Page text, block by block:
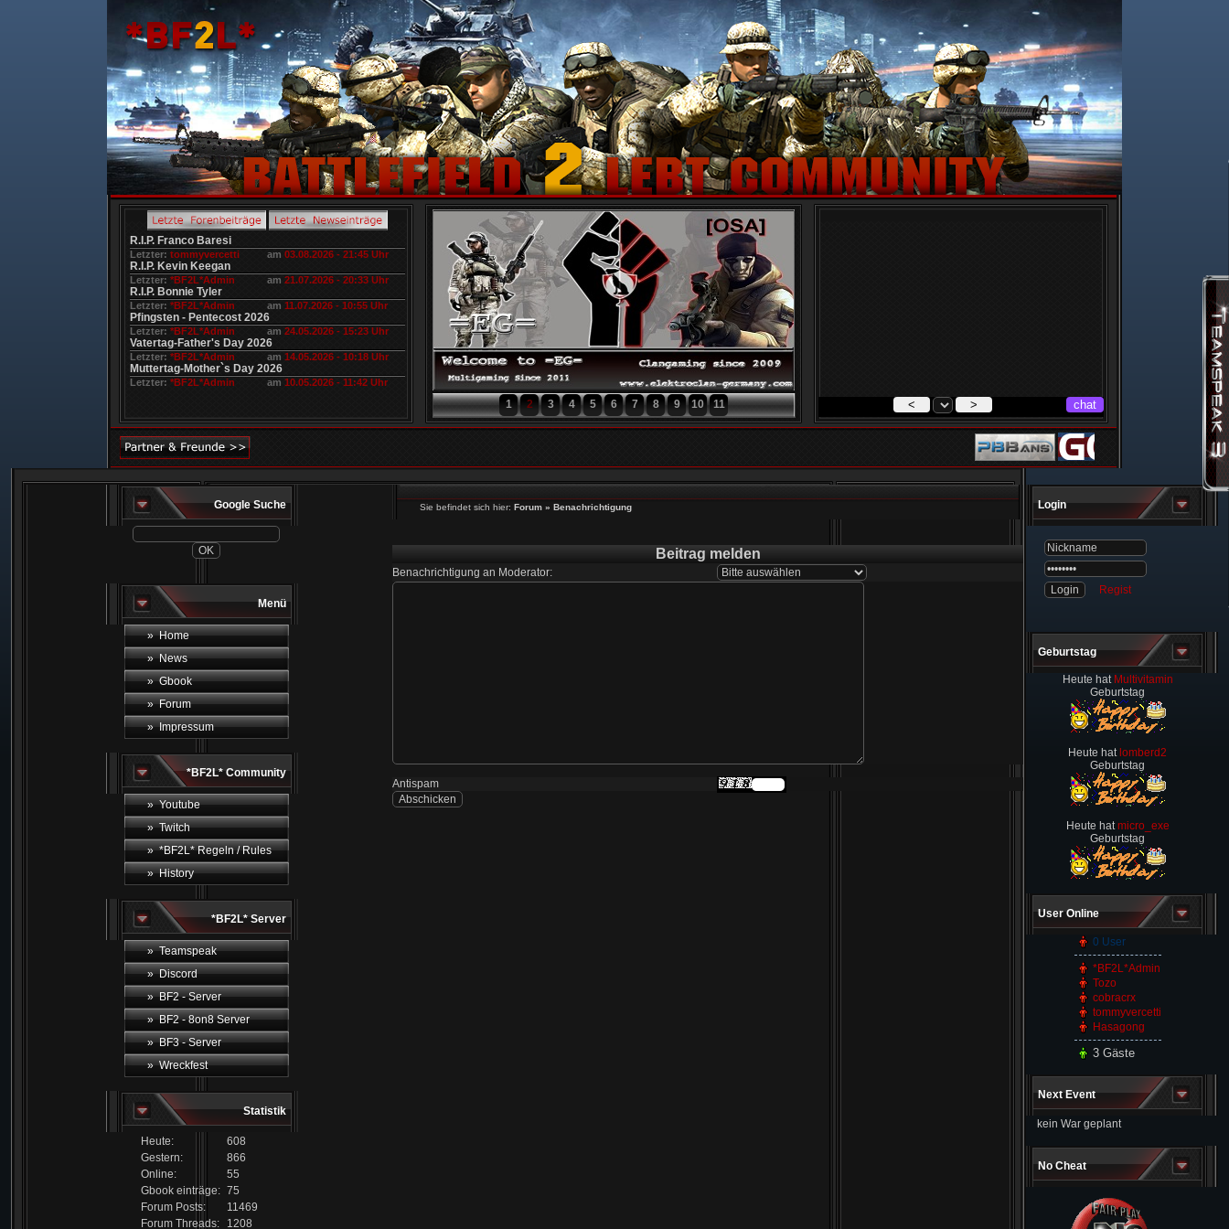
R.I.P. Franco Baresi
Letzter: tommyvercetti am 03.08.2026 - 21:45 Uhr
R.I.P. Kevin Keegan
Letzter: *BF2L*Admin am 21.07.2026 - 20:33 Uhr
R.I.P. Bonnie Tyler
Letzter: *BF2L*Admin am 11.07.2026 - 10:55 Uhr
Pfingsten - Pentecost 2026
Letzter: *BF2L*Admin am 24.05.2026 - 15:23 Uhr
Vatertag-Father's Day 2026
Letzter: *BF2L*Admin am 14.05.2026 - 10:18 Uhr
Muttertag-Mother`s Day 2026
Letzter: *BF2L*Admin am 10.05.2026 - 11:42 Uhr
1 2 3 4 5 6 7 8 9 10 11 < > chat
Google Suche
Menü
» Home
» News
» Gbook
» Forum
» Impressum
*BF2L* Community
» Youtube
» Twitch
» *BF2L* Regeln / Rules
» History
*BF2L* Server
» Teamspeak
» Discord
» BF2 - Server
» BF2 - 8on8 Server
» BF3 - Server
» Wreckfest
Statistik
Heute:
608
Gestern:
866
Online:
55
Gbook einträge: 75
Forum Posts:
11469
Forum Threads:
1208
Sie befindet sich hier: Forum » Benachrichtigung
Beitrag melden
Benachrichtigung an Moderator:
Antispam
Login
Regist
Geburtstag
Heute hat Multivitamin
Geburtstag
Heute hat lomberd2
Geburtstag
Heute hatmicro_exe
Geburtstag
User Online
0 User
*BF2L*Admin
Tozo
cobracrx
tommyvercetti
Hasagong
3 Gäste
Next Event
kein War geplant
No Cheat